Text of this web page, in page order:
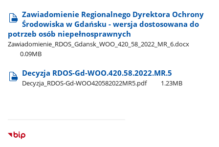
Zawiadomienie Regionalnego Dyrektora Ochrony
Środowiska w Gdańsku - wersja dostosowana do
potrzeb osób niepełnosprawnych
Zawiadomienie​_RDOS​_Gdansk​_WOO​_420​_58​_2022​_MR​_6.docx
0.09MB
Decyzja RDOS-Gd-WOO.420.58.2022.MR.5
Decyzja​_RDOS-Gd-WOO420582022MR5.pdf 1.23MB